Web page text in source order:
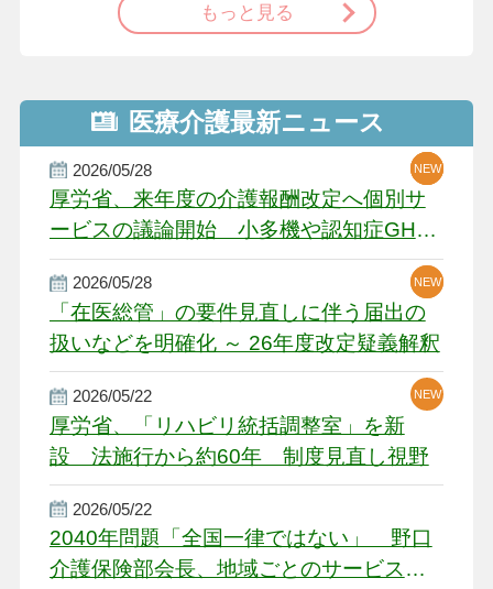
もっと見る
医療介護最新ニュース
2026/05/28
厚労省、来年度の介護報酬改定へ個別サ
ービスの議論開始 小多機や認知症GH、
厳しい経営環境に危機感
NEW
NEW
NEW
2026/05/28
「在医総管」の要件見直しに伴う届出の
扱いなどを明確化 ～ 26年度改定疑義解釈
NEW
NEW
2026/05/22
厚労省、「リハビリ統括調整室」を新
設 法施行から約60年 制度見直し視野
NEW
2026/05/22
2040年問題「全国一律ではない」 野口
介護保険部会長、地域ごとのサービス基